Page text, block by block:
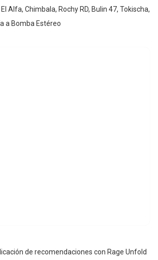
Alfa, Chimbala, Rochy RD, Bulin 47, Tokischa,
a Bomba Estéreo
de recomendaciones con Rage Unfold